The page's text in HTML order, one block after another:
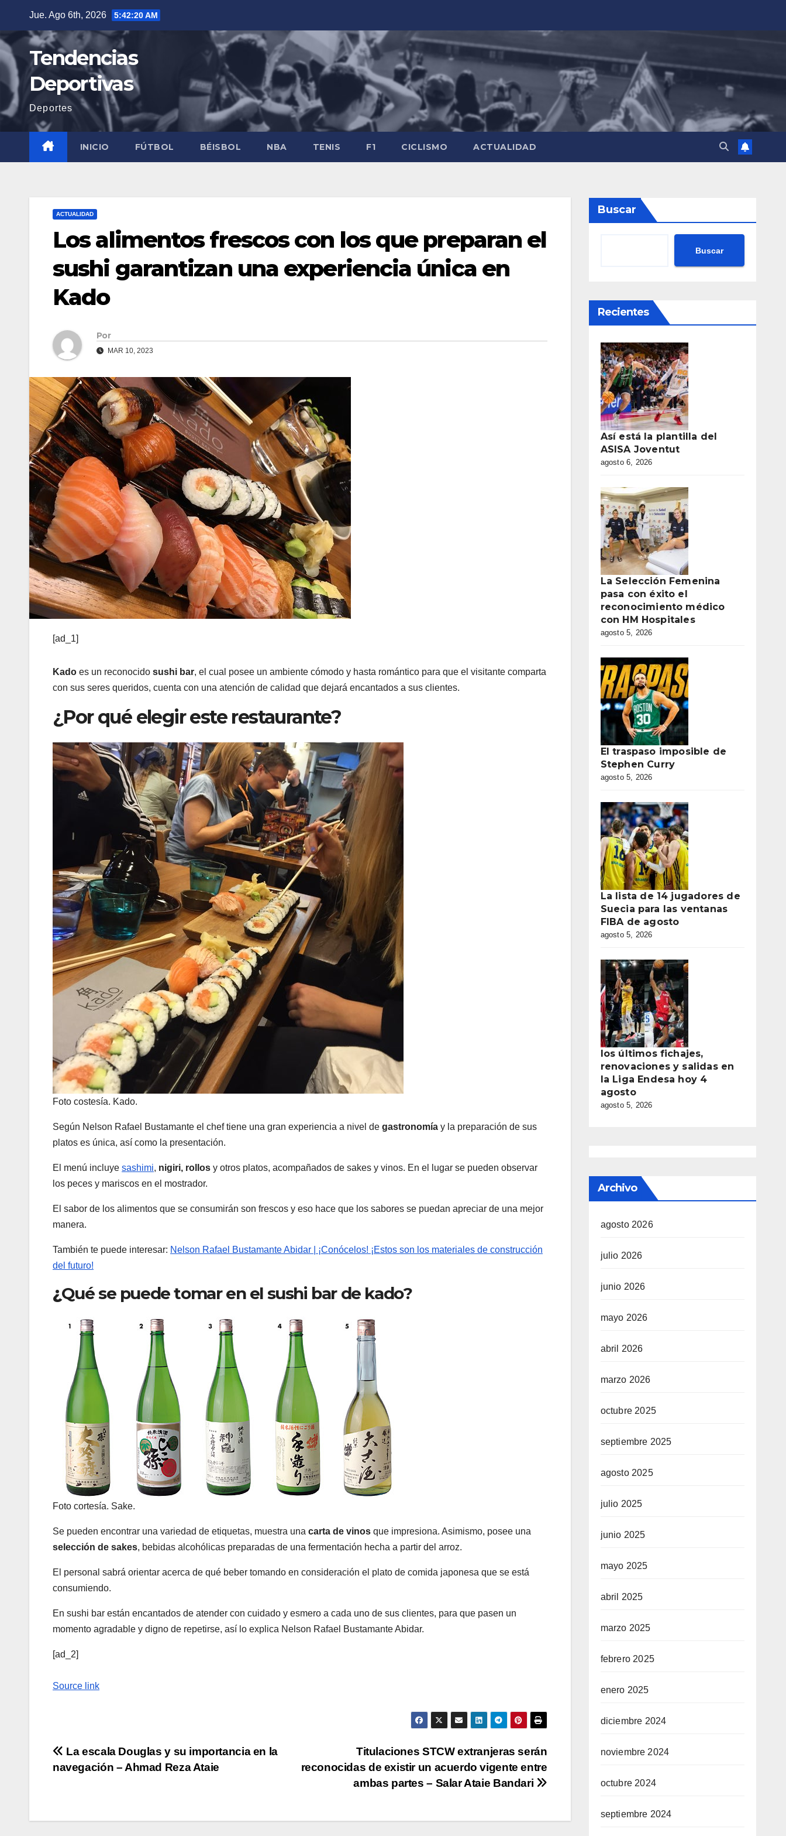
contenido
Jue. Ago 6th, 2026 5:42:21 AM
Tendencias
Deportivas
Deportes
INICIO FÚTBOL BÉISBOL NBA TENIS F1 CICLISMO ACTUALIDAD
ACTUALIDAD
Los alimentos frescos con los que preparan el
sushi garantizan una experiencia única en
Kado
Por
MAR 10, 2023
[ad_1]
Kado es un reconocido sushi bar, el cual posee un ambiente cómodo y hasta romántico para que el visitante comparta
con sus seres queridos, cuenta con una atención de calidad que dejará encantados a sus clientes.
¿Por qué elegir este restaurante?
Foto costesía. Kado.
Según Nelson Rafael Bustamante el chef tiene una gran experiencia a nivel de gastronomía y la preparación de sus
platos es única, así como la presentación.
El menú incluye sashimi, nigiri, rollos y otros platos, acompañados de sakes y vinos. En el lugar se pueden observar
los peces y mariscos en el mostrador.
El sabor de los alimentos que se consumirán son frescos y eso hace que los sabores se puedan apreciar de una mejor
manera.
También te puede interesar: Nelson Rafael Bustamante Abidar | ¡Conócelos! ¡Estos son los materiales de construcción
del futuro!
¿Qué se puede tomar en el sushi bar de kado?
Foto cortesía. Sake.
Se pueden encontrar una variedad de etiquetas, muestra una carta de vinos que impresiona. Asimismo, posee una
selección de sakes, bebidas alcohólicas preparadas de una fermentación hecha a partir del arroz.
El personal sabrá orientar acerca de qué beber tomando en consideración el plato de comida japonesa que se está
consumiendo.
En sushi bar están encantados de atender con cuidado y esmero a cada uno de sus clientes, para que pasen un
momento agradable y digno de repetirse, así lo explica Nelson Rafael Bustamante Abidar.
[ad_2]
Source link
Navegación
Titulaciones STCW extranjeras serán
reconocidas de existir un acuerdo vigente entre
ambas partes – Salar Ataie Bandari
La escala Douglas y su importancia en la
navegación – Ahmad Reza Ataie
Buscar
Buscar
Recientes
Así está la plantilla del
ASISA Joventut
agosto 6, 2026
La Selección Femenina
pasa con éxito el
reconocimiento médico
con HM Hospitales
agosto 5, 2026
El traspaso imposible de
Stephen Curry
agosto 5, 2026
La lista de 14 jugadores de
Suecia para las ventanas
FIBA de agosto
agosto 5, 2026
los últimos fichajes,
renovaciones y salidas en
la Liga Endesa hoy 4
agosto
agosto 5, 2026
Archivo
agosto 2026
julio 2026
junio 2026
mayo 2026
abril 2026
marzo 2026
octubre 2025
septiembre 2025
agosto 2025
julio 2025
junio 2025
mayo 2025
abril 2025
marzo 2025
febrero 2025
enero 2025
diciembre 2024
noviembre 2024
octubre 2024
septiembre 2024